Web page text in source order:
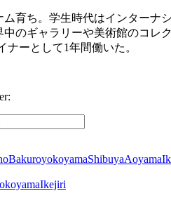
ム育ち。学生時代はインターナ
のギャラリーや美術館のコレ
ナーとして1年間働いた。
BakuroyokoyamaShibuyaAoyama
Ikejiri